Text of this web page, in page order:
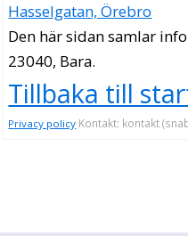
Hasselgatan, Örebro
Den här sidan samlar
23040, Bara.
Tillbaka till
Privacy policy Kontakt: kontakt